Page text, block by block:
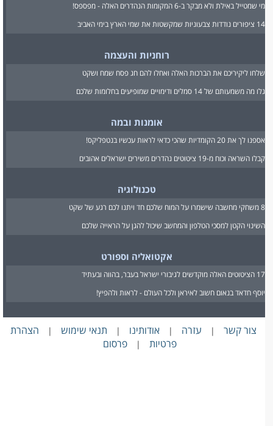
מי שמטייל באילת ולא מבקר ב-6 המקומות הנהדרים האלה - מפספס!
14 ציפורים נודדות צבעוניות שמקשטות את שמי הארץ בימי האביב
רוחניות והעצמה
שלחו ליקיריכם את הברכות האלה ואחלו להם חג פסח שמח ושקט
גלו מה משמעותם של 14 סמלים ודימויים שמופיעים בחלומות שלכם
אומנות ובמה
אספנו לך את 20 הקומדיות שהכי כדאי לראות עכשיו בנטפליקס!
קבלו השראה וכוח מ-19 ציטוטים נהדרים משירים ישראלים אהובים
טכנולוגיה
השינוי הקטן למסכי הטלפון והמחשב שיכול להגן על הראייה שלכם
אקטואליה וספורט
יוסף חדאד בנאום חשוב לאיראן ולכל העולם - לראות ולהפיץ!
צור קשר | עזרה | אודותינו | תנאי שימוש |
הצהרת
פרטיות | פרסום